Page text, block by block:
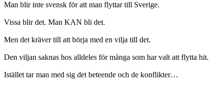
Man blir inte svensk för att man flyttar till Sverige.
Vissa blir det. Man KAN bli det.
Men det kräver till att börja med en vilja till det.
Den viljan saknas hos alldeles för många som har valt att flytta hit.
Istället tar man med sig det beteende och de konflikter…